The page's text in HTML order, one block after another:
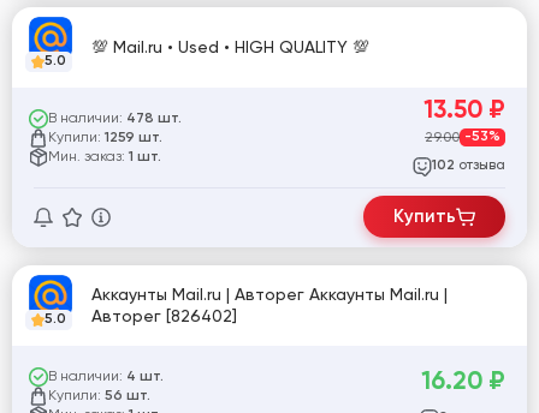
5.0
💯 Mail.ru • Used • HIGH QUALITY 💯
В наличии: 478 шт.
Купили: 1259 шт.
Мин. заказ: 1 шт.
13.50 ₽
29.00 -53%
102 отзыва
Купить
5.0
Аккаунты Mail.ru | Авторег Аккаунты Mail.ru |
Авторег [826402]
В наличии: 4 шт.
Купили: 56 шт.
16.20 ₽